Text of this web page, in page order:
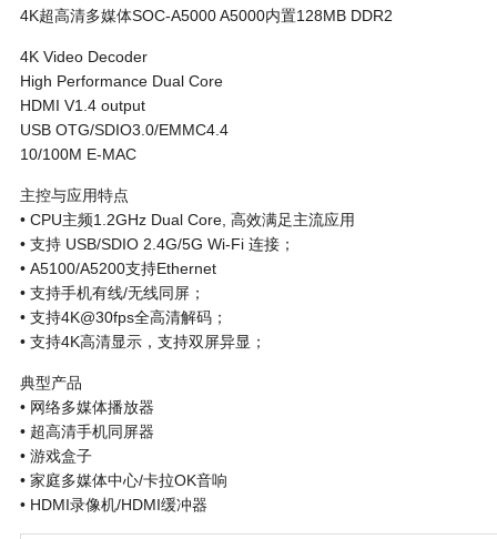
4K超高清多媒体SOC-A5000 A5000内置128MB DDR2
4K Video Decoder
High Performance Dual Core
HDMI V1.4 output
USB OTG/SDIO3.0/EMMC4.4
10/100M E-MAC
主控与应用特点
• CPU主频1.2GHz Dual Core, 高效满足主流应用
• 支持 USB/SDIO 2.4G/5G Wi-Fi 连接；
• A5100/A5200支持Ethernet
• 支持手机有线/无线同屏；
• 支持4K@30fps全高清解码；
• 支持4K高清显示，支持双屏异显；
典型产品
• 网络多媒体播放器
• 超高清手机同屏器
• 游戏盒子
• 家庭多媒体中心/卡拉OK音响
• HDMI录像机/HDMI缓冲器